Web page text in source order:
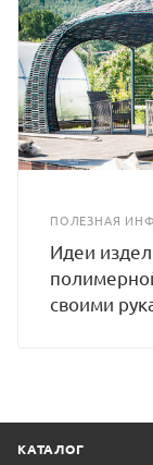
ПОЛЕЗНАЯ
Идеи
своими
КАТАЛОГ